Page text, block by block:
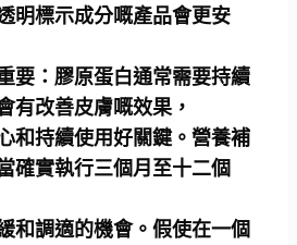
明標示成分嘅產品會更安
要：膠原蛋白通常需要持續
有改善皮膚嘅效果，
和持續使用好關鍵。營養補
確實執行三個月至十二個
和調適的機會。假使在一個